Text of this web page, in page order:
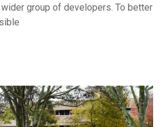
group of developers. To better